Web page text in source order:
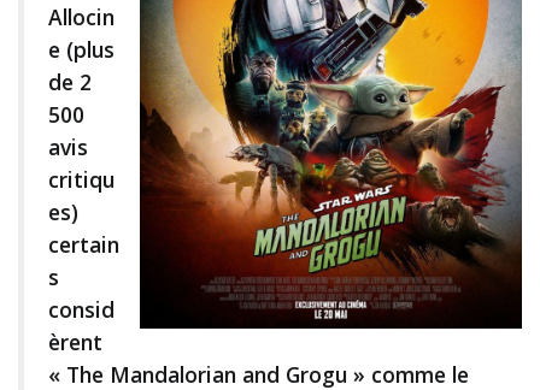
Allocin
e (plus
de 2
500
avis
critiqu
es)
certain
s
consid
èrent
« The Mandalorian and Grogu » comme le